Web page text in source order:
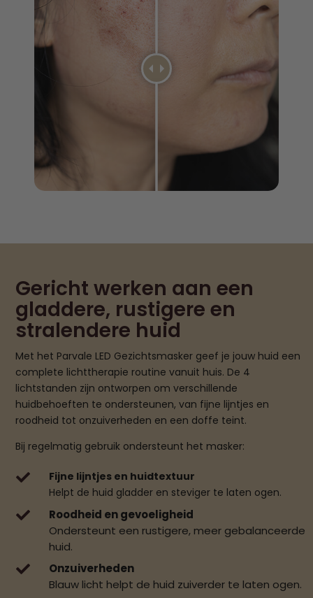
Gericht werken aan een
gladdere, rustigere en
stralendere huid
Met het Parvale LED Gezichtsmasker geef je jouw huid een
complete lichttherapie routine vanuit huis. De 4
lichtstanden zijn ontworpen om verschillende
huidbehoeften te ondersteunen, van fijne lijntjes en
roodheid tot onzuiverheden en een doffe teint.
Bij regelmatig gebruik ondersteunt het masker:

Fijne lijntjes en huidtextuur
Helpt de huid gladder en steviger te laten ogen.

Roodheid en gevoeligheid
Ondersteunt een rustigere, meer gebalanceerde
huid.

Onzuiverheden
Blauw licht helpt de huid zuiverder te laten ogen.